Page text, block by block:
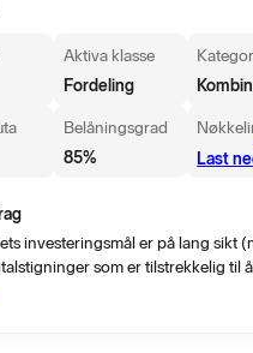
Aktiva klasse
Fordeling
Belåningsgrad
85%
Last
investeringsmål er på lang sikt
som er tilstrekkelig til
inflasjonen i de EU